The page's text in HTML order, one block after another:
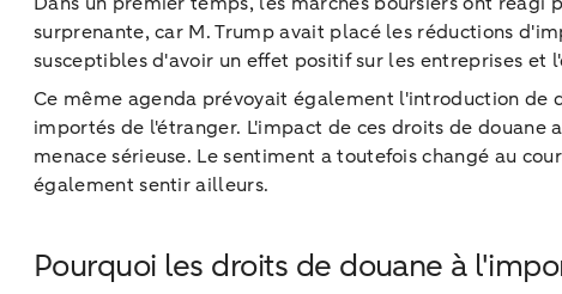
surprenante, car M. Trump avait placé les réductions
susceptibles d'avoir un effet positif sur les entreprises et
Ce même agenda prévoyait également l'introduction de
importés de l'étranger. L'impact de ces droits de
menace sérieuse. Le sentiment a toutefois changé au
également sentir ailleurs.
Pourquoi les droits de douane à